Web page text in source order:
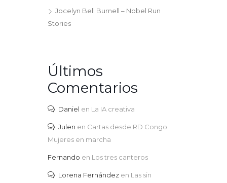
Jocelyn Bell Burnell – Nobel Run
Stories
Últimos
Comentarios
Daniel en La IA creativa
Julen en Cartas desde RD Congo:
Mujeres en marcha
Fernando en Los tres canteros
Lorena Fernández en Las sin